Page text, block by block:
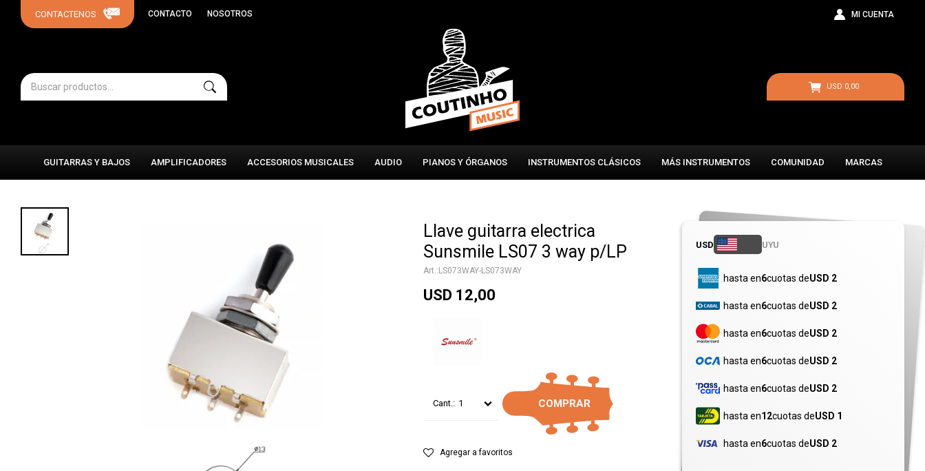
GUITARRAS Y BAJOS AMPLIFICADORES ACCESORIOS MUSICALES AUDIO PIANOS Y ÓRGANOS INSTRUMENTOS CLÁSICOS MÁS INSTRUMENTOS COMUNIDAD MARCAS
USD 0,00
CONTACTO NOSOTROS
Llave guitarra electrica
Sunsmile LS07 3 way p/LP
LS073WAY-LS073WAY
USD 12,00
1 COMPRAR
USD UYU
hasta en6cuotas deUSD 2
hasta en6cuotas deUSD 2
hasta en6cuotas deUSD 2
hasta en6cuotas deUSD 2
hasta en6cuotas deUSD 2
hasta en12cuotas deUSD 1
hasta en6cuotas deUSD 2